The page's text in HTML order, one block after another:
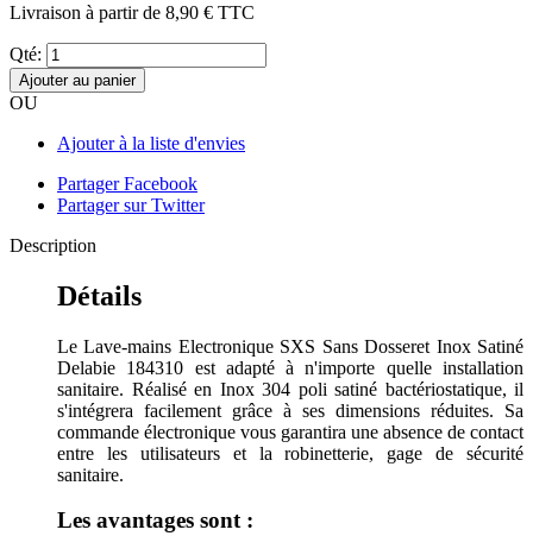
Livraison à partir de 8,90 € TTC
Qté:
Ajouter au panier
OU
Ajouter à la liste d'envies
Partager Facebook
Partager sur Twitter
Description
Détails
Le Lave-mains Electronique SXS Sans Dosseret Inox Satiné
Delabie 184310 est adapté à n'importe quelle installation
sanitaire. Réalisé en Inox 304 poli satiné bactériostatique, il
s'intégrera facilement grâce à ses dimensions réduites. Sa
commande électronique vous garantira une absence de contact
entre les utilisateurs et la robinetterie, gage de sécurité
sanitaire.
Les avantages sont :